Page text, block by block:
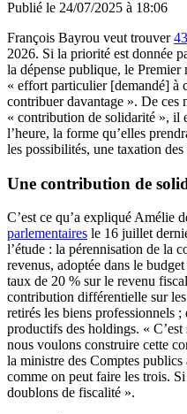
Publié le 24/07/2025 à 18:06
François Bayrou veut trouver
2026. Si la priorité est donnée
la dépense publique, le Premier
« effort particulier [demandé] à
contribuer davantage ». De ces
« contribution de solidarité », il
l’heure, la forme qu’elles
les possibilités, une taxation
Une contribution de
C’est ce qu’a expliqué Amélie
parlementaires le 16 juillet
l’étude : la pérennisation de la
revenus, adoptée dans le
taux de 20 % sur le revenu
contribution différentielle sur
retirés les biens professionnels
productifs des holdings. «
nous voulons construire cette
la ministre des Comptes
comme on peut faire les trois.
doublons de fiscalité ».